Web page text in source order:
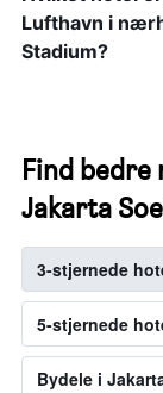
Lufthavn i
Stadium?
Find
Jakarta
3-stjernede
5-stjernede
Bydele i